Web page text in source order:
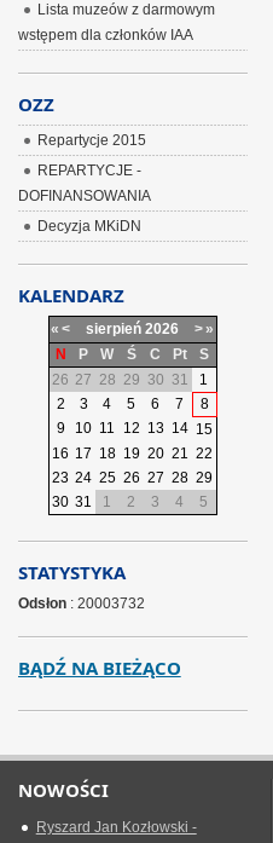
Lista muzeów z darmowym
wstępem dla członków IAA
OZZ
Repartycje 2015
REPARTYCJE -
DOFINANSOWANIA
Decyzja MKiDN
KALENDARZ
« < sierpień 2026 >»
N
P W Ś C Pt
S
26 27 28 29 30 31
1
2
3 4 5 6 7
8
9
10 11 12 13 14 15
16 17 18 19 20 21 22
23 24 25 26 27 28 29
30 31 1 2 3 4 5
STATYSTYKA
Odsłon: 20003732
BĄDŹ NA BIEŻĄCO
NOWOŚCI
Ryszard Jan Kozłowski -